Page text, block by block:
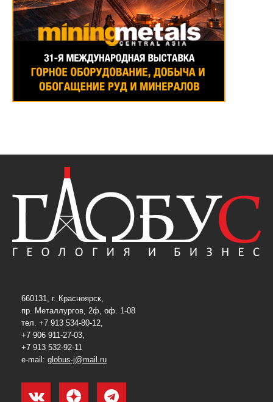
660131, г. Красноярск,
пр. Металлургов, 2ф, оф. 1-08
тел. +7 913 534-80-12,
+7 906 911-27-03,
+7 913 532-92-11
e-mail: globus-j@mail.ru